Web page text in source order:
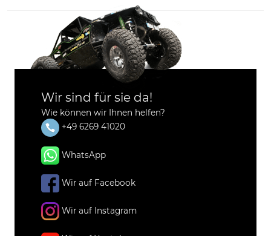
Wir sind für sie da!
Wie können wir Ihnen helfen?
+49 6269 41020
WhatsApp
Wir auf Facebook
Wir auf Instagram